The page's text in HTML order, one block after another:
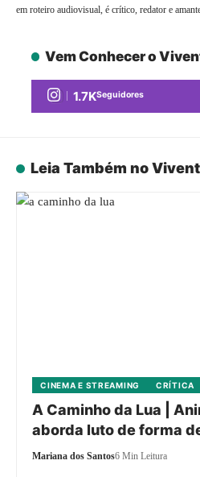
em roteiro audiovisual, é crítico, redator e
Vem Conhecer o
1.7KSeguidores
Leia Também no
CINEMA E STREAMING CRÍTICA
A Caminho da Lua |
aborda luto de forma
Mariana dos Santos6 Min Leitura